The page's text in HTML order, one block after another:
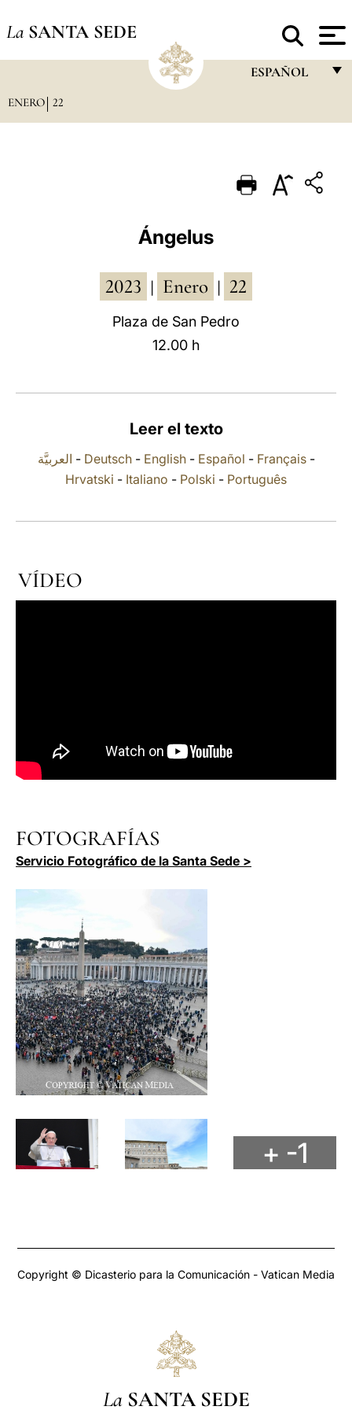
La SANTA SEDE
ESPAÑOL
PORTUGUÊS
ENERO 22
Ángelus
2023 Enero 22
Plaza de San Pedro
12.00 h
Leer el texto
العربيَّة - Deutsch- English- Español - Français-
Hrvatski - Italiano - Polski - Português
VÍDEO
FOTOGRAFÍAS
Servicio Fotográfico de la Santa Sede >
+ -1
Copyright © Dicasterio para la Comunicación - Vatican Media
La SANTA SEDE